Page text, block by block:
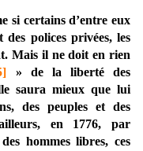
certains d’entre eux
polices privées, les
Mais il ne doit en rien
» de la liberté des
saura mieux que lui
des peuples et des
en 1776, par
hommes libres, ces